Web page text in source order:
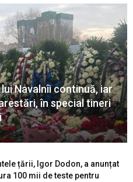
Navalnîi continuă, iar
în special tineri
țării, Igor Dodon, a anunțat
100 mii de teste pentru